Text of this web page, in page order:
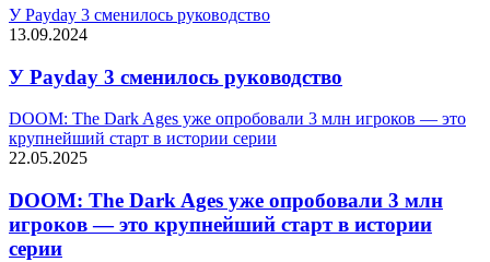
У Payday 3 сменилось руководство
13.09.2024
У Payday 3 сменилось руководство
DOOM: The Dark Ages уже опробовали 3 млн игроков — это
крупнейший старт в истории серии
22.05.2025
DOOM: The Dark Ages уже опробовали 3 млн
игроков — это крупнейший старт в истории
серии